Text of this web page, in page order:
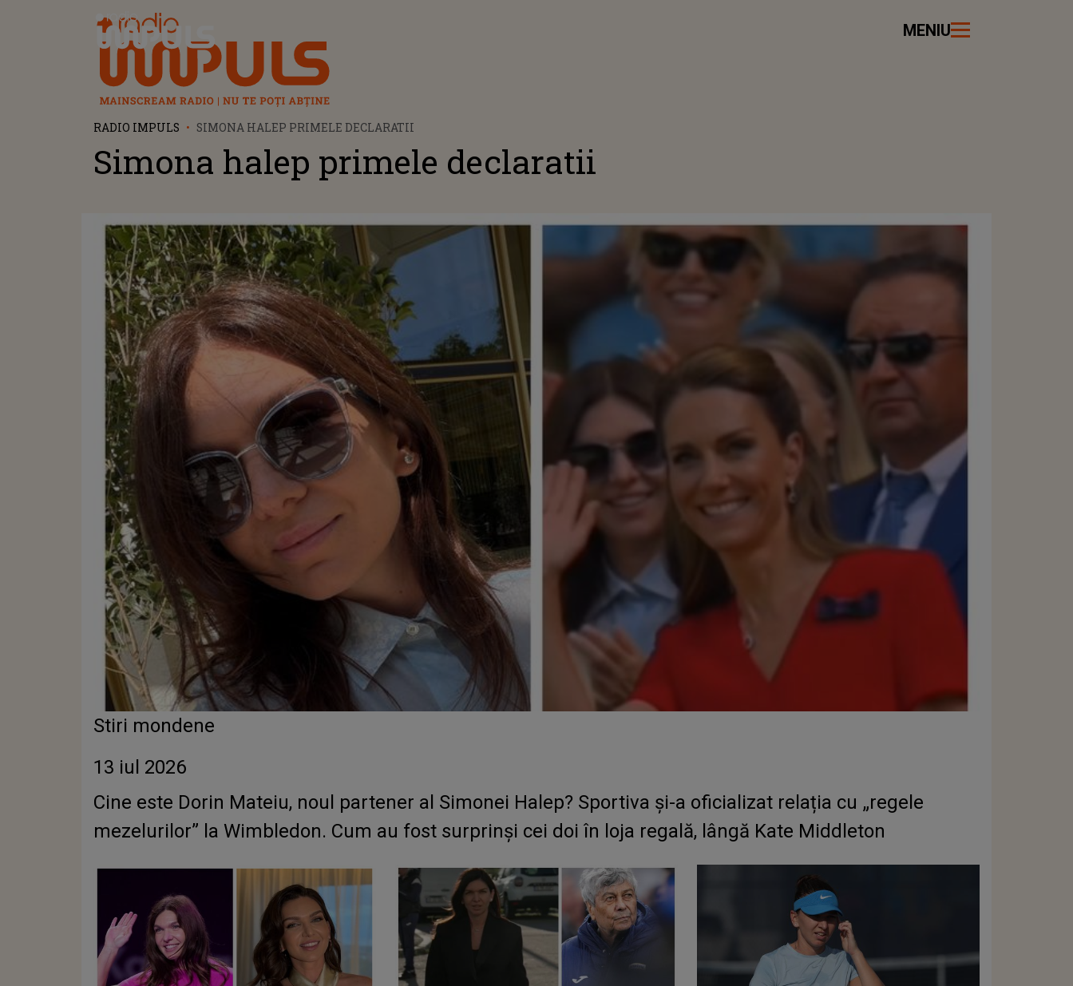
Radio Impuls MENIU
RADIO IMPULS SIMONA HALEP PRIMELE DECLARATII
Simona halep primele declaratii
Stiri mondene
13 iul 2026
Cine este Dorin Mateiu, noul partener al Simonei Halep? Sportiva și-a oficializat relația cu „regele
mezelurilor” la Wimbledon. Cum au fost surprinși cei doi în loja regală, lângă Kate Middleton